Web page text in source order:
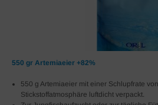
550 gr Artemiaeier +82%
550 g Artemiaeier mit einer Schlupfrate
Stickstoffatmosphäre luftdicht verpackt.